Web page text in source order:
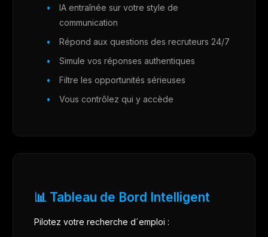
IA entraînée sur votre style de
communication
Répond aux questions des recruteurs 24/7
Simule vos réponses authentiques
Filtre les opportunités sérieuses
Vous contrôlez qui y accède
📊 Tableau de Bord Intelligent
Pilotez votre recherche d´emploi :